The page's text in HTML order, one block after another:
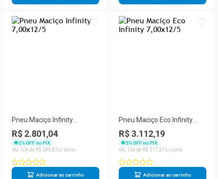
Pneu Maciço Infinity
7,00x12/5
R$ 2.801,04
2% OFF no PIX
10
R$ 285 82
Adicionar ao carrinho
Pneu Maciço Eco Infinity
7,00x12/5
R$ 3.112,19
2% OFF no PIX
10
R$ 317 57
Adicionar ao carrinho